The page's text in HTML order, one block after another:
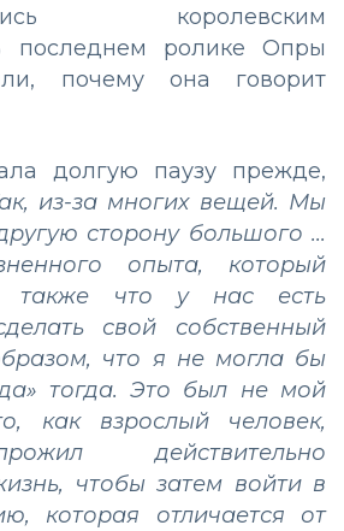
королевским
последнем ролике Опры
почему она говорит
долгую паузу прежде,
из-за многих вещей. Мы
сторону большого ...
опыта, который
также что у нас есть
свой собственный
что я не могла бы
тогда. Это был не мой
как взрослый человек,
действительно
чтобы затем войти в
которая отличается от